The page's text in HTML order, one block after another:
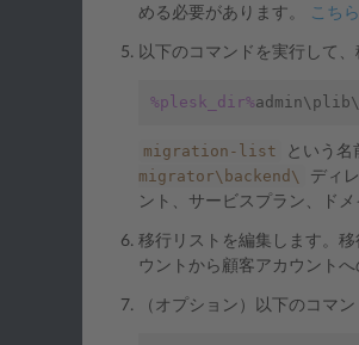
める必要があります。
こちら
以下のコマンドを実行して
%plesk_dir%
migration-list という名
migrator\backend\
ディ
ント、サービスプラン、ド
移行リストを編集します。
ウントから顧客アカウント
（オプション）以下のコマ